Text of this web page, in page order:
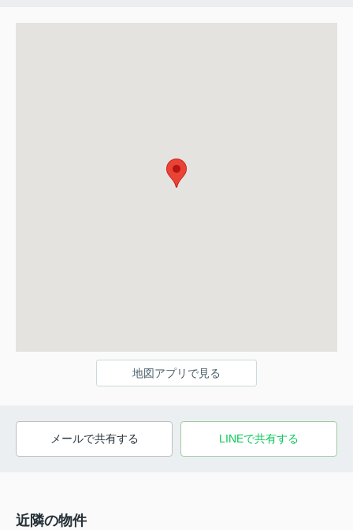
地図アプリで見る
メールで共有する LINEで共有する
近隣の物件